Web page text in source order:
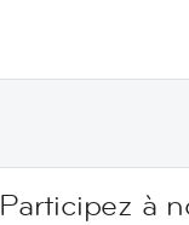
Participez à